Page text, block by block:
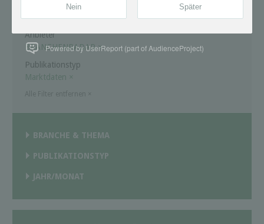
Aktive Auswahl( 345 Treffer )
Anbieter
BRANCHENRADAR×
Publikationstyp
Marktdaten ×
BRANCHE & THEMA
PUBLIKATIONSTYP
JAHR/MONAT
Powered by UserReport (part of AudienceProject)